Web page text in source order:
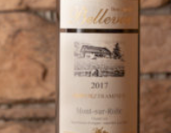
AGGIUNGI AL CARRELLO